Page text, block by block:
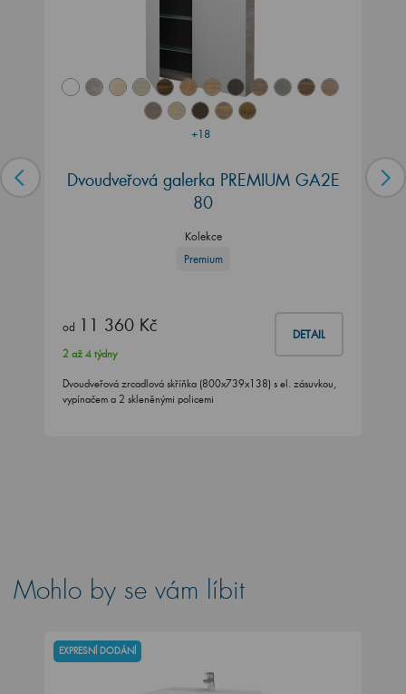
+18
Dvoudveřová galerka PREMIUM GA2E
80
Kolekce
Premium
od 11 360 Kč DETAIL
2 až 4 týdny
Dvoudveřová zrcadlová skříňka (800x739x138) s el. zásuvkou,
vypínačem a 2 skleněnými policemi
Mohlo by se vám líbit
EXPRESNÍ DODÁNÍ